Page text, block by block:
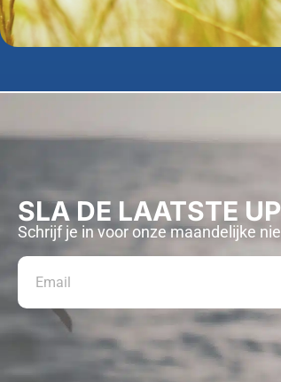
SLA DE LAATSTE
Schrijf je in voor onze maandelijke